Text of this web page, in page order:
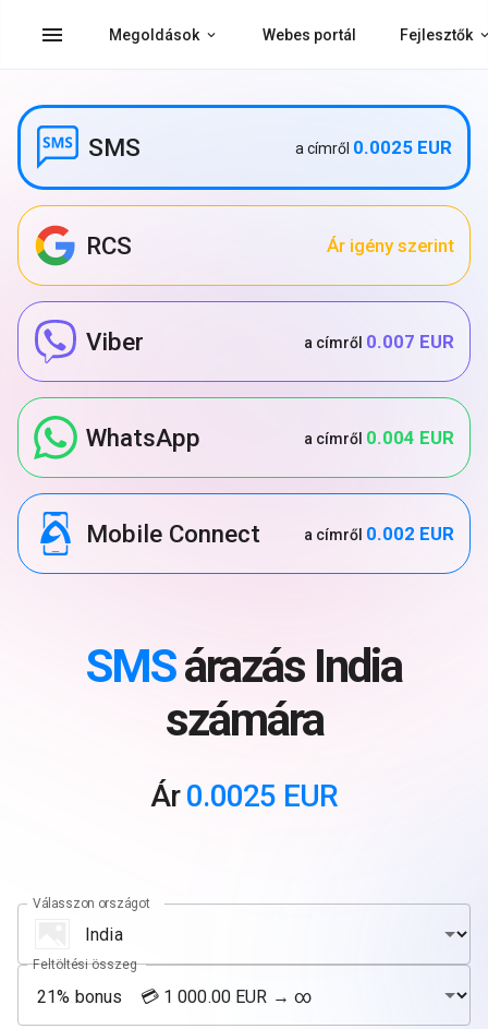
menu Megoldások Webes portál Fejlesztők
SMS a címről 0.0025 EUR
RCS Ár igény szerint
Viber a címről 0.007 EUR
WhatsApp a címről 0.004 EUR
Mobile Connect a címről 0.002 EUR
SMSárazás India
számára
Ár0.0025 EUR
Válasszon országot
Feltöltési összeg